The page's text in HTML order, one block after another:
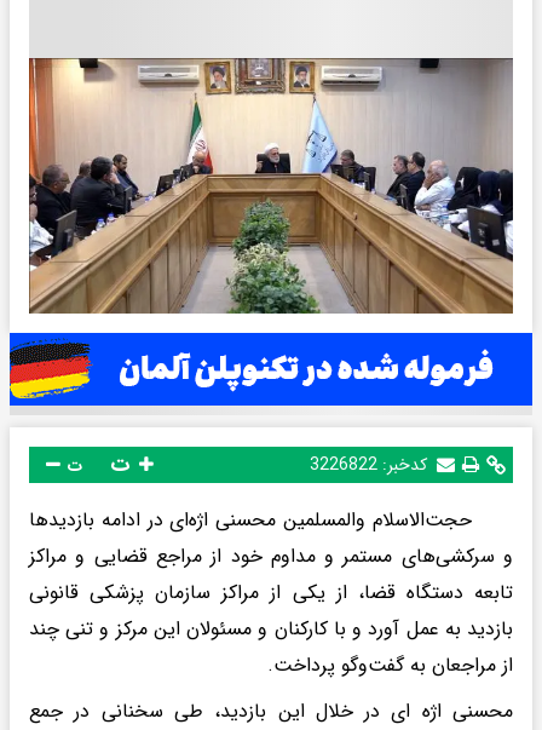
کدخبر: 3226822 ت
حجت‌الاسلام والمسلمین محسنی اژه‌ای در ادامه بازدید‌ها
و سرکشی‌های مستمر و مداوم خود از مراجع قضایی و مراکز
تابعه دستگاه قضا، از یکی از مراکز سازمان پزشکی قانونی
بازدید به عمل آورد و با کارکنان و مسئولان این مرکز و تنی چند
از مراجعان به گفت‌و‌گو پرداخت.
محسنی اژه ای در خلال این بازدید، طی سخنانی در جمع